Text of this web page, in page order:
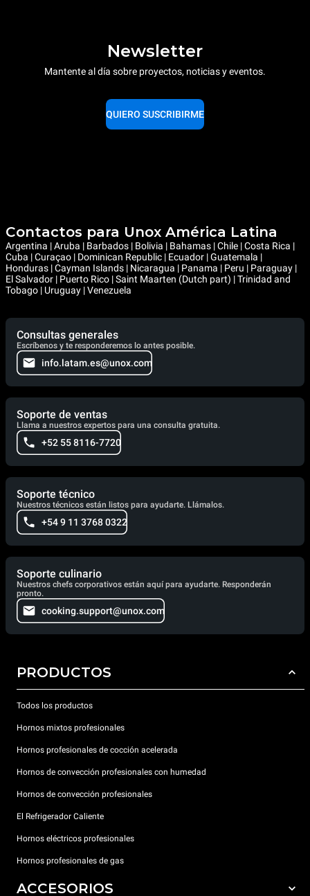
Newsletter
Mantente al día sobre proyectos, noticias y eventos.
QUIERO SUSCRIBIRME
Contactos para Unox América Latina
Argentina | Aruba | Barbados | Bolivia | Bahamas | Chile | Costa Rica |
Cuba | Curaçao | Dominican Republic | Ecuador | Guatemala |
Honduras | Cayman Islands | Nicaragua | Panama | Peru | Paraguay |
El Salvador | Puerto Rico | Saint Maarten (Dutch part) | Trinidad and
Tobago | Uruguay | Venezuela
Consultas generales
Escríbenos y te responderemos lo antes posible.
info.latam.es@unox.com
Soporte de ventas
Llama a nuestros expertos para una consulta gratuita.
+52 55 8116-7720
Soporte técnico
Nuestros técnicos están listos para ayudarte. Llámalos.
+54 9 11 3768 0322
Soporte culinario
Nuestros chefs corporativos están aquí para ayudarte. Responderán
pronto.
cooking.support@unox.com
PRODUCTOS
Todos los productos
Hornos mixtos profesionales
Hornos profesionales de cocción acelerada
Hornos de convección profesionales con humedad
Hornos de convección profesionales
El Refrigerador Caliente
Hornos eléctricos profesionales
Hornos profesionales de gas
ACCESORIOS